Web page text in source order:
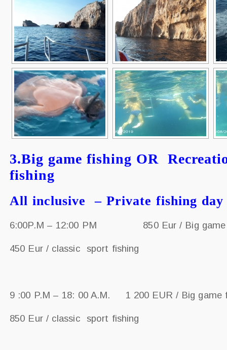
3.Big game fishing OR
fishing
All inclusive – Private fishing
6:00P.M – 12:00 PM 850 Eur / Big game
450 Eur / classic sport fishing
9 :00 P.M – 18: 00 A.M. 1 200 EUR / Big game
850 Eur / classic sport fishing